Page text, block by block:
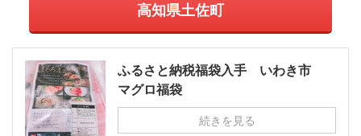
高知県土佐町
ふるさと納税福袋入手 いわき市
マグロ福袋
続きを見る